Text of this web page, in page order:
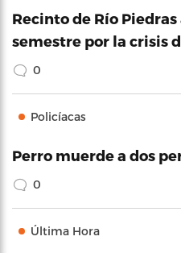
Recinto de Río
semestre por la crisis
0
Policíacas
Perro muerde a dos
0
Última Hora